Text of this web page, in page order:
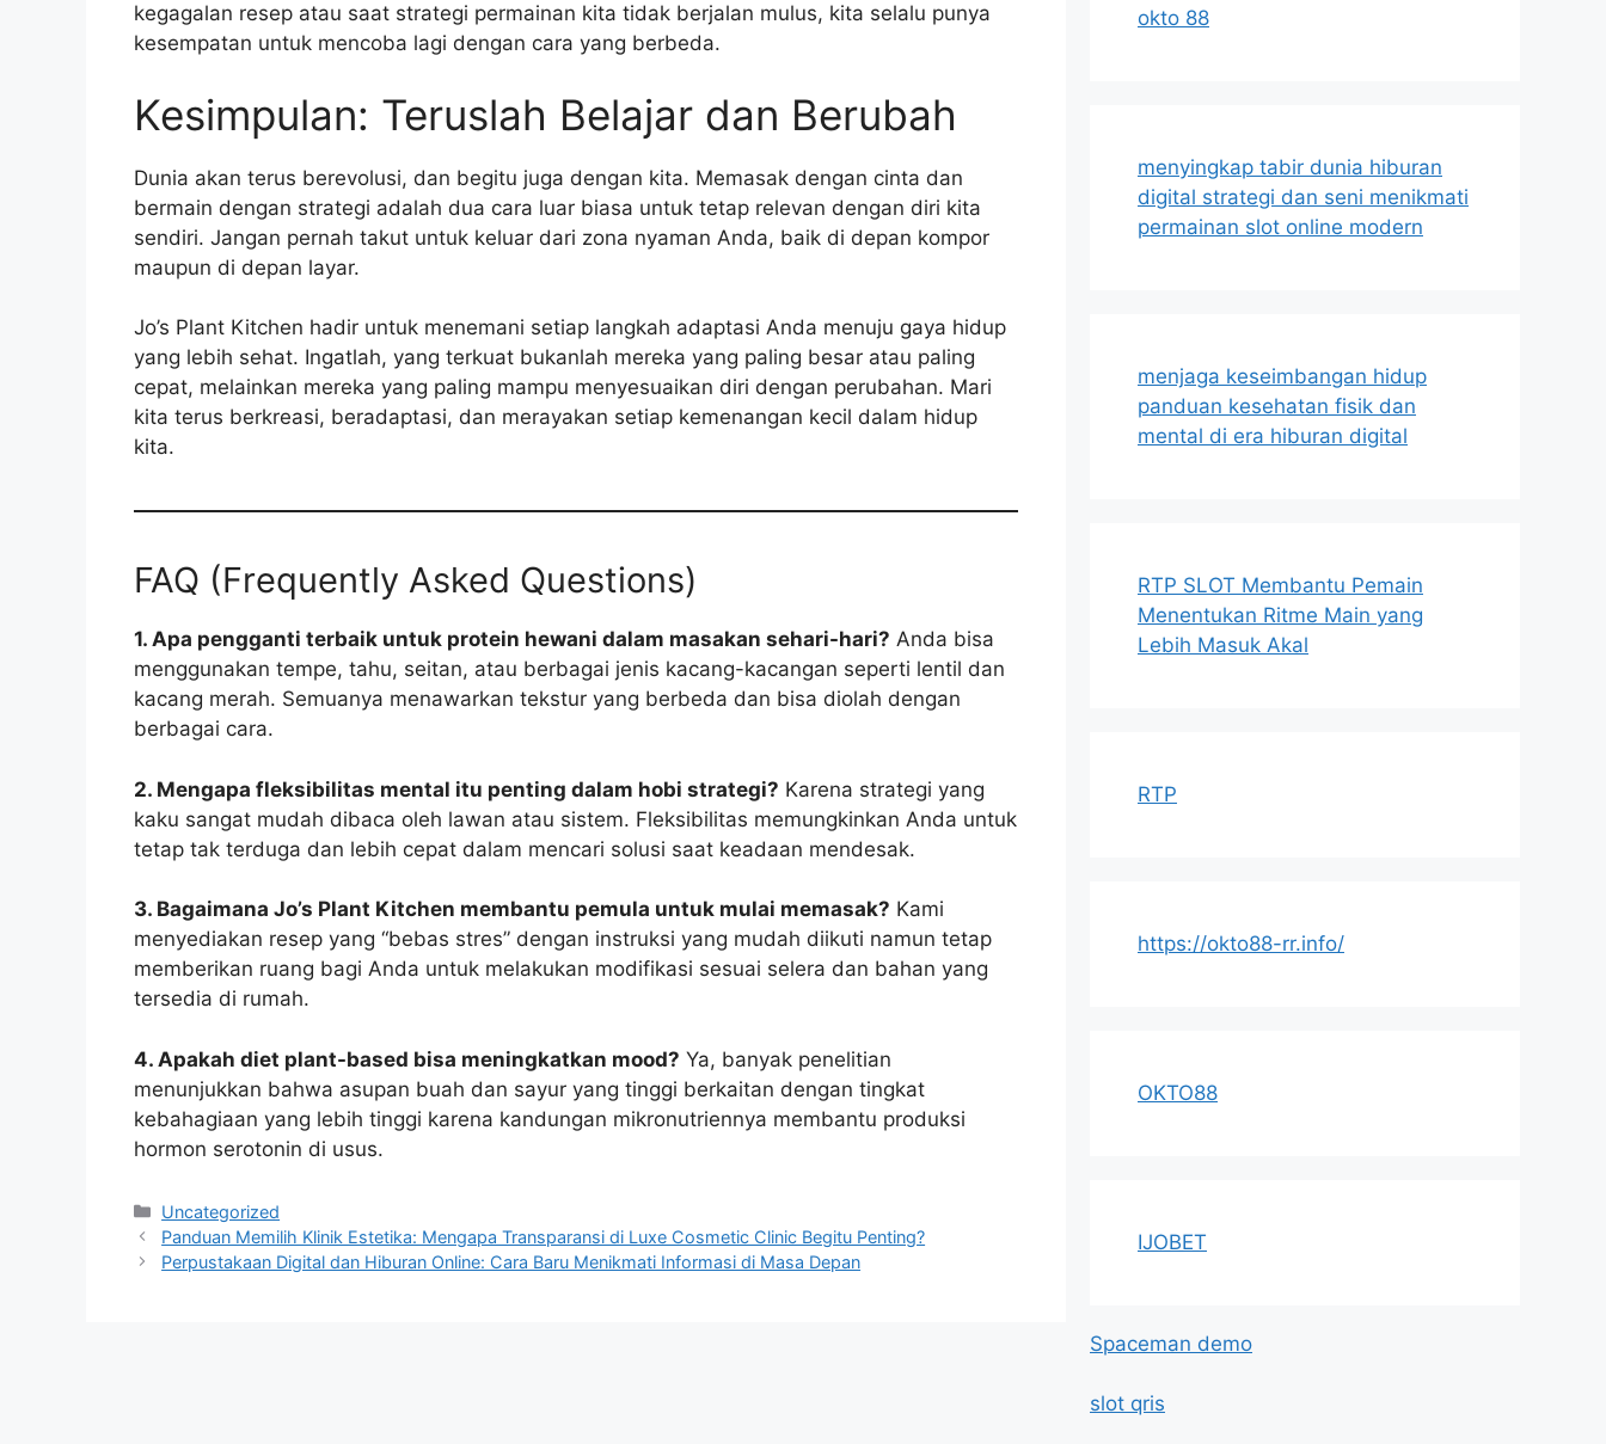
kegagalan resep atau saat strategi permainan kita tidak berjalan mulus, kita selalu punya
kesempatan untuk mencoba lagi dengan cara yang berbeda.
Kesimpulan: Teruslah Belajar dan Berubah
Dunia akan terus berevolusi, dan begitu juga dengan kita. Memasak dengan cinta dan
bermain dengan strategi adalah dua cara luar biasa untuk tetap relevan dengan diri kita
sendiri. Jangan pernah takut untuk keluar dari zona nyaman Anda, baik di depan kompor
maupun di depan layar.
Jo’s Plant Kitchen hadir untuk menemani setiap langkah adaptasi Anda menuju gaya hidup
yang lebih sehat. Ingatlah, yang terkuat bukanlah mereka yang paling besar atau paling
cepat, melainkan mereka yang paling mampu menyesuaikan diri dengan perubahan. Mari
kita terus berkreasi, beradaptasi, dan merayakan setiap kemenangan kecil dalam hidup
kita.
FAQ (Frequently Asked Questions)
1. Apa pengganti terbaik untuk protein hewani dalam masakan sehari-hari? Anda bisa
menggunakan tempe, tahu, seitan, atau berbagai jenis kacang-kacangan seperti lentil dan
kacang merah. Semuanya menawarkan tekstur yang berbeda dan bisa diolah dengan
berbagai cara.
2. Mengapa fleksibilitas mental itu penting dalam hobi strategi? Karena strategi yang
kaku sangat mudah dibaca oleh lawan atau sistem. Fleksibilitas memungkinkan Anda untuk
tetap tak terduga dan lebih cepat dalam mencari solusi saat keadaan mendesak.
3. Bagaimana Jo’s Plant Kitchen membantu pemula untuk mulai memasak? Kami
menyediakan resep yang “bebas stres” dengan instruksi yang mudah diikuti namun tetap
memberikan ruang bagi Anda untuk melakukan modifikasi sesuai selera dan bahan yang
tersedia di rumah.
4. Apakah diet plant-based bisa meningkatkan mood? Ya, banyak penelitian
menunjukkan bahwa asupan buah dan sayur yang tinggi berkaitan dengan tingkat
kebahagiaan yang lebih tinggi karena kandungan mikronutriennya membantu produksi
hormon serotonin di usus.
Categories
Uncategorized
Panduan Memilih Klinik Estetika: Mengapa Transparansi di Luxe Cosmetic Clinic Begitu Penting?
Perpustakaan Digital dan Hiburan Online: Cara Baru Menikmati Informasi di Masa Depan
okto 88
menyingkap tabir dunia hiburan
digital strategi dan seni menikmati
permainan slot online modern
menjaga keseimbangan hidup
panduan kesehatan fisik dan
mental di era hiburan digital
RTP SLOT Membantu Pemain
Menentukan Ritme Main yang
Lebih Masuk Akal
RTP
https://okto88-rr.info/
OKTO88
IJOBET
Spaceman demo
slot qris